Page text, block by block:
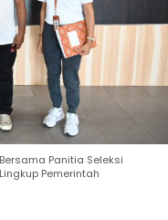
Bersama Panitia Seleksi
Pemerintah